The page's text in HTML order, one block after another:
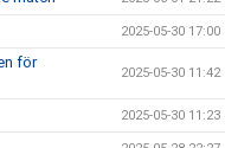
2025-05-30 17:00
för
2025-05-30 11:42
2025-05-30 11:23